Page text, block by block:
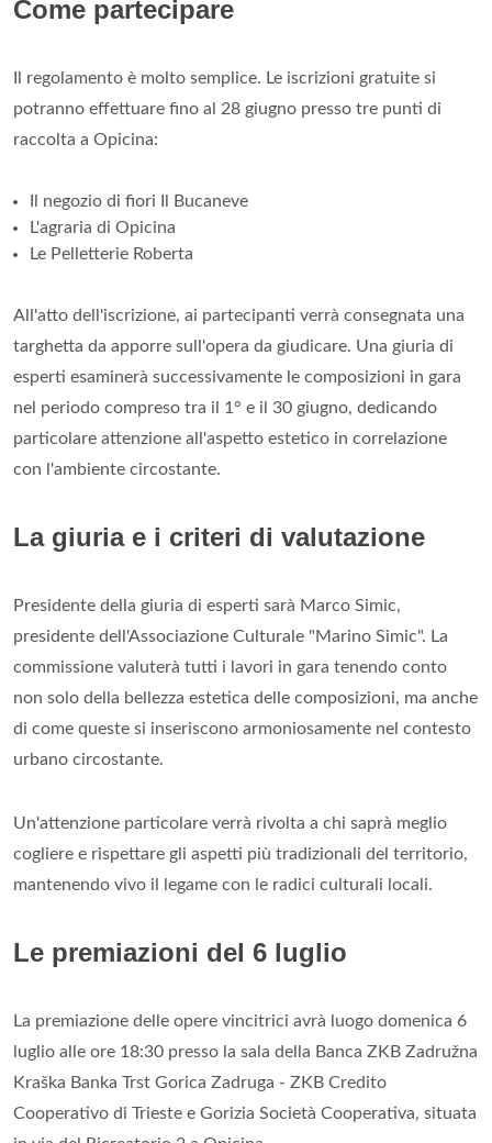
Come partecipare
Il regolamento è molto semplice. Le iscrizioni gratuite si
potranno effettuare fino al 28 giugno presso tre punti di
raccolta a Opicina:
Il negozio di fiori Il Bucaneve
L'agraria di Opicina
Le Pelletterie Roberta
All'atto dell'iscrizione, ai partecipanti verrà consegnata una
targhetta da apporre sull'opera da giudicare. Una giuria di
esperti esaminerà successivamente le composizioni in gara
nel periodo compreso tra il 1° e il 30 giugno, dedicando
particolare attenzione all'aspetto estetico in correlazione
con l'ambiente circostante.
La giuria e i criteri di valutazione
Presidente della giuria di esperti sarà Marco Simic,
presidente dell'Associazione Culturale "Marino Simic". La
commissione valuterà tutti i lavori in gara tenendo conto
non solo della bellezza estetica delle composizioni, ma anche
di come queste si inseriscono armoniosamente nel contesto
urbano circostante.
Un'attenzione particolare verrà rivolta a chi saprà meglio
cogliere e rispettare gli aspetti più tradizionali del territorio,
mantenendo vivo il legame con le radici culturali locali.
Le premiazioni del 6 luglio
La premiazione delle opere vincitrici avrà luogo domenica 6
luglio alle ore 18:30 presso la sala della Banca ZKB Zadružna
Kraška Banka Trst Gorica Zadruga - ZKB Credito
Cooperativo di Trieste e Gorizia Società Cooperativa, situata